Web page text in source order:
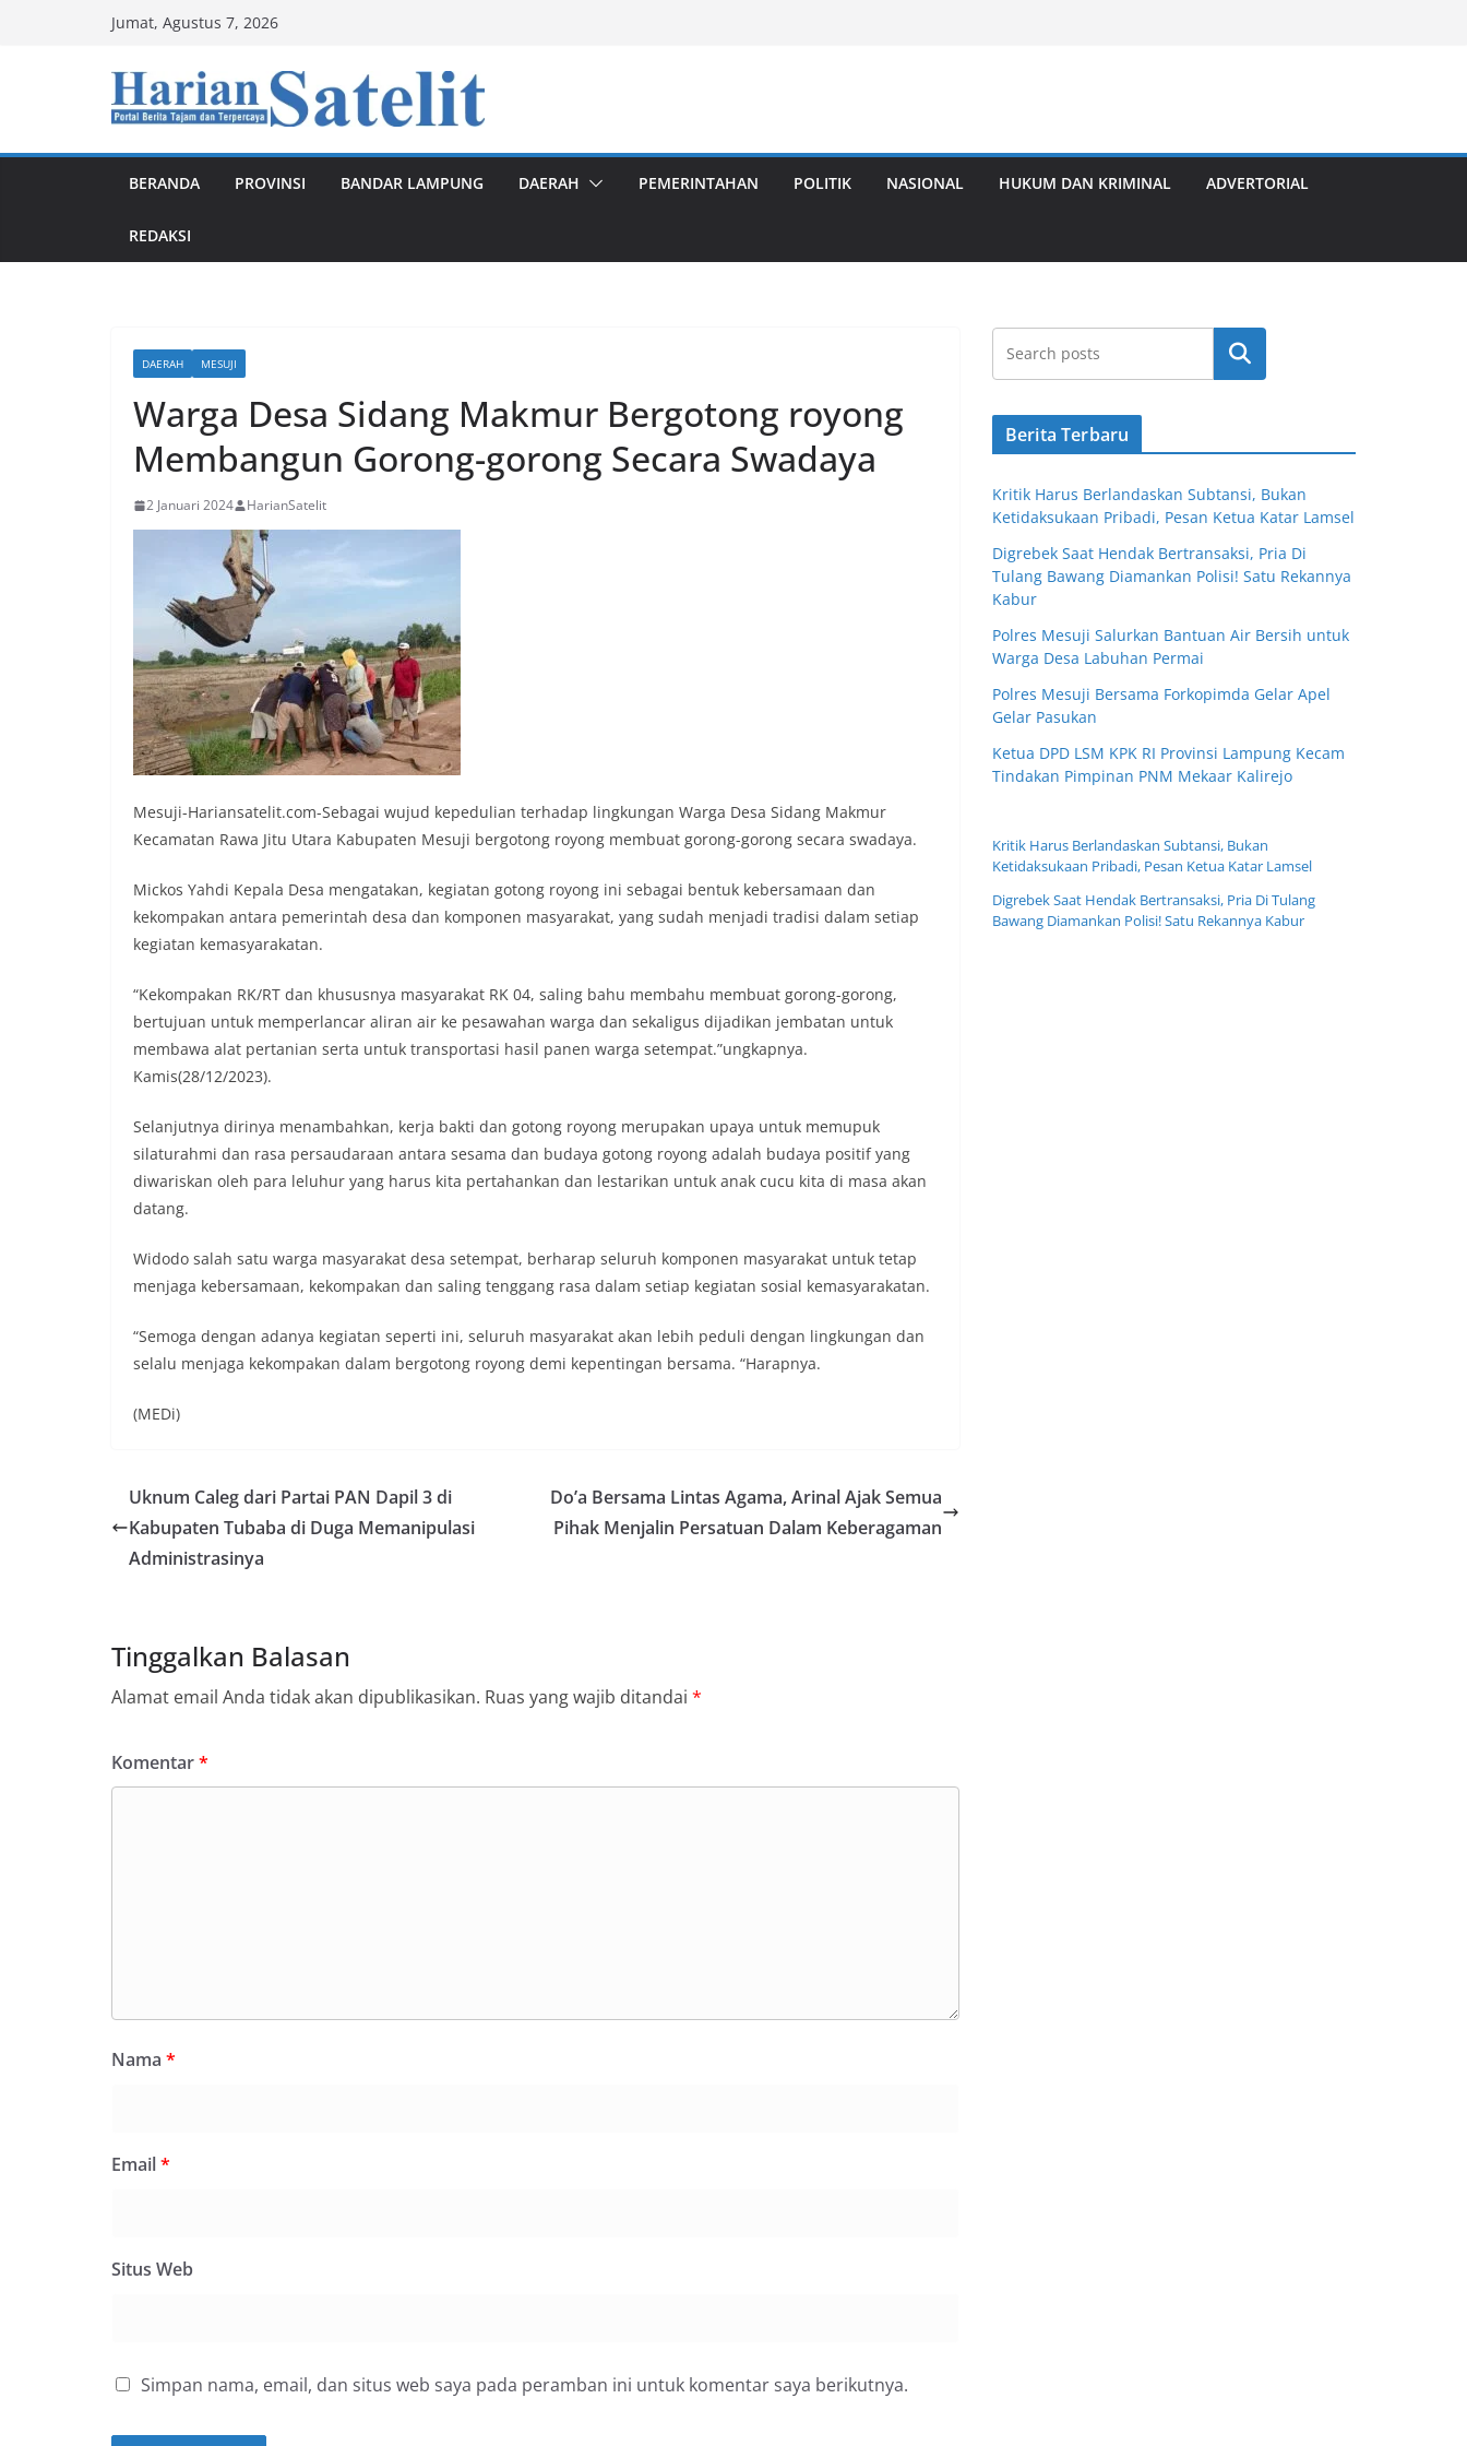
Jumat, Agustus 7, 2026
BERANDA PROVINSI BANDAR LAMPUNG DAERAH PEMERINTAHAN POLITIK NASIONAL HUKUM DAN KRIMINAL ADVERTORIAL
REDAKSI
DAERAH MESUJI
Warga Desa Sidang Makmur Bergotong royong
Membangun Gorong-gorong Secara Swadaya
2 Januari 2024 HarianSatelit
Mesuji-Hariansatelit.com-Sebagai wujud kepedulian terhadap lingkungan Warga Desa Sidang Makmur
Kecamatan Rawa Jitu Utara Kabupaten Mesuji bergotong royong membuat gorong-gorong secara swadaya.
Mickos Yahdi Kepala Desa mengatakan, kegiatan gotong royong ini sebagai bentuk kebersamaan dan
kekompakan antara pemerintah desa dan komponen masyarakat, yang sudah menjadi tradisi dalam setiap
kegiatan kemasyarakatan.
“Kekompakan RK/RT dan khususnya masyarakat RK 04, saling bahu membahu membuat gorong-gorong,
bertujuan untuk memperlancar aliran air ke pesawahan warga dan sekaligus dijadikan jembatan untuk
membawa alat pertanian serta untuk transportasi hasil panen warga setempat.”ungkapnya.
Kamis(28/12/2023).
Selanjutnya dirinya menambahkan, kerja bakti dan gotong royong merupakan upaya untuk memupuk
silaturahmi dan rasa persaudaraan antara sesama dan budaya gotong royong adalah budaya positif yang
diwariskan oleh para leluhur yang harus kita pertahankan dan lestarikan untuk anak cucu kita di masa akan
datang.
Widodo salah satu warga masyarakat desa setempat, berharap seluruh komponen masyarakat untuk tetap
menjaga kebersamaan, kekompakan dan saling tenggang rasa dalam setiap kegiatan sosial kemasyarakatan.
“Semoga dengan adanya kegiatan seperti ini, seluruh masyarakat akan lebih peduli dengan lingkungan dan
selalu menjaga kekompakan dalam bergotong royong demi kepentingan bersama. “Harapnya.
(MEDi)
Uknum Caleg dari Partai PAN Dapil 3 di
Kabupaten Tubaba di Duga Memanipulasi
Administrasinya
Do’a Bersama Lintas Agama, Arinal Ajak Semua
Pihak Menjalin Persatuan Dalam Keberagaman
Tinggalkan Balasan
Alamat email Anda tidak akan dipublikasikan. Ruas yang wajib ditandai *
Komentar*
Nama *
Email*
Situs Web
Simpan nama, email, dan situs web saya pada peramban ini untuk komentar saya berikutnya.
Cari
Berita Terbaru
Kritik Harus Berlandaskan Subtansi, Bukan
Ketidaksukaan Pribadi, Pesan Ketua Katar Lamsel
Digrebek Saat Hendak Bertransaksi, Pria Di
Tulang Bawang Diamankan Polisi! Satu Rekannya
Kabur
Polres Mesuji Salurkan Bantuan Air Bersih untuk
Warga Desa Labuhan Permai
Polres Mesuji Bersama Forkopimda Gelar Apel
Gelar Pasukan
Ketua DPD LSM KPK RI Provinsi Lampung Kecam
Tindakan Pimpinan PNM Mekaar Kalirejo
Kritik Harus Berlandaskan Subtansi, Bukan
Ketidaksukaan Pribadi, Pesan Ketua Katar Lamsel
Digrebek Saat Hendak Bertransaksi, Pria Di Tulang
Bawang Diamankan Polisi! Satu Rekannya Kabur